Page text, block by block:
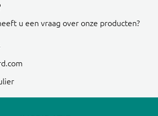
u een vraag over onze producten?